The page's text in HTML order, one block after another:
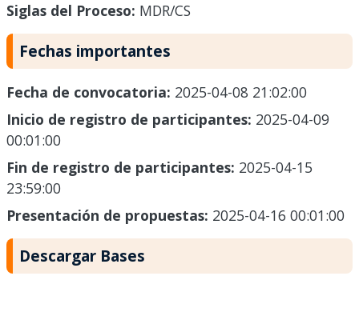
Siglas del Proceso: MDR/CS
Fechas importantes
Fecha de convocatoria: 2025-04-08 21:02:00
Inicio de registro de participantes: 2025-04-09
00:01:00
Fin de registro de participantes: 2025-04-15
23:59:00
Presentación de propuestas: 2025-04-16 00:01:00
Descargar Bases